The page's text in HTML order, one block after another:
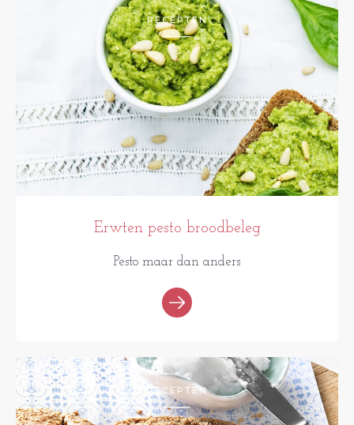
RECEPTEN
Erwten pesto broodbeleg
Pesto maar dan anders
RECEPTEN